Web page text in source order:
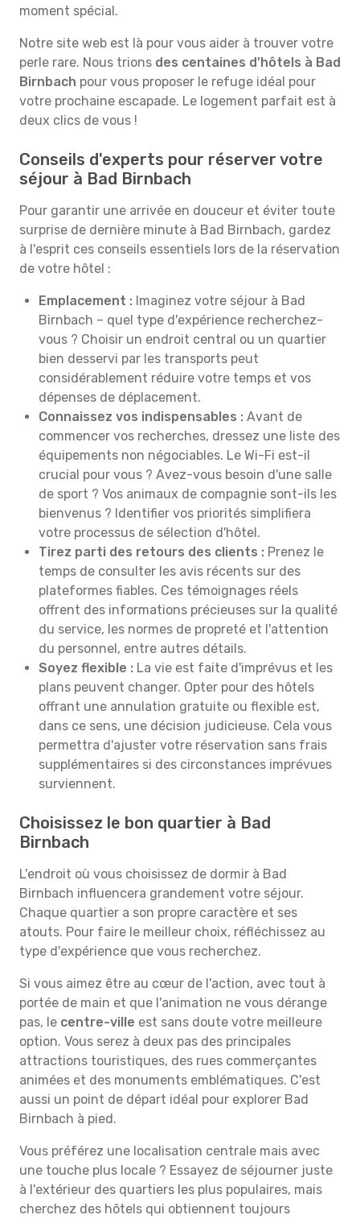
moment spécial.
Notre site web est là pour vous aider à trouver votre
perle rare. Nous trions des centaines d'hôtels à Bad
Birnbach pour vous proposer le refuge idéal pour
votre prochaine escapade. Le logement parfait est à
deux clics de vous !
Conseils d'experts pour réserver votre
séjour à Bad Birnbach
Pour garantir une arrivée en douceur et éviter toute
surprise de dernière minute à Bad Birnbach, gardez
à l'esprit ces conseils essentiels lors de la réservation
de votre hôtel :
Emplacement : Imaginez votre séjour à Bad
Birnbach – quel type d'expérience recherchez-
vous ? Choisir un endroit central ou un quartier
bien desservi par les transports peut
considérablement réduire votre temps et vos
dépenses de déplacement.
Connaissez vos indispensables : Avant de
commencer vos recherches, dressez une liste des
équipements non négociables. Le Wi-Fi est-il
crucial pour vous ? Avez-vous besoin d'une salle
de sport ? Vos animaux de compagnie sont-ils les
bienvenus ? Identifier vos priorités simplifiera
votre processus de sélection d'hôtel.
Tirez parti des retours des clients : Prenez le
temps de consulter les avis récents sur des
plateformes fiables. Ces témoignages réels
offrent des informations précieuses sur la qualité
du service, les normes de propreté et l'attention
du personnel, entre autres détails.
Soyez flexible : La vie est faite d'imprévus et les
plans peuvent changer. Opter pour des hôtels
offrant une annulation gratuite ou flexible est,
dans ce sens, une décision judicieuse. Cela vous
permettra d'ajuster votre réservation sans frais
supplémentaires si des circonstances imprévues
surviennent.
Choisissez le bon quartier à Bad
Birnbach
L'endroit où vous choisissez de dormir à Bad
Birnbach influencera grandement votre séjour.
Chaque quartier a son propre caractère et ses
atouts. Pour faire le meilleur choix, réfléchissez au
type d'expérience que vous recherchez.
Si vous aimez être au cœur de l'action, avec tout à
portée de main et que l'animation ne vous dérange
pas, le centre-ville est sans doute votre meilleure
option. Vous serez à deux pas des principales
attractions touristiques, des rues commerçantes
animées et des monuments emblématiques. C'est
aussi un point de départ idéal pour explorer Bad
Birnbach à pied.
Vous préférez une localisation centrale mais avec
une touche plus locale ? Essayez de séjourner juste
à l'extérieur des quartiers les plus populaires, mais
cherchez des hôtels qui obtiennent toujours